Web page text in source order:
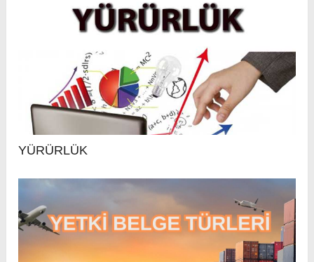
YÜRÜRLÜK